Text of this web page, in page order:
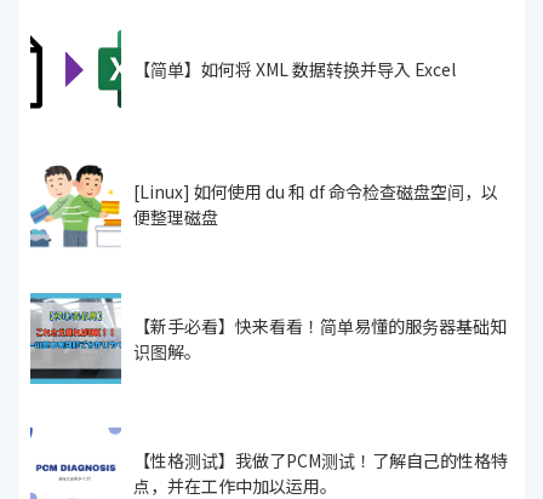
【简单】如何将 XML 数据转换并导入 Excel
[Linux] 如何使用 du 和 df 命令检查磁盘空间，以
便整理磁盘
【新手必看】快来看看！简单易懂的服务器基础知
识图解。
【性格测试】我做了PCM测试！了解自己的性格特
点，并在工作中加以运用。